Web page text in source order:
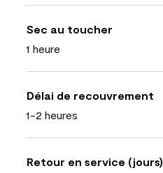
Sec au toucher
1 heure
Délai de recouvrement
1-2 heures
Retour en service (jours)